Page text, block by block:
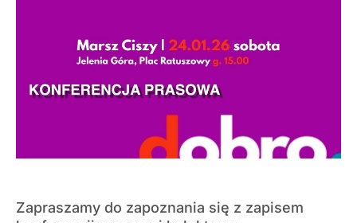
Zapraszamy do zapoznania się z zapisem